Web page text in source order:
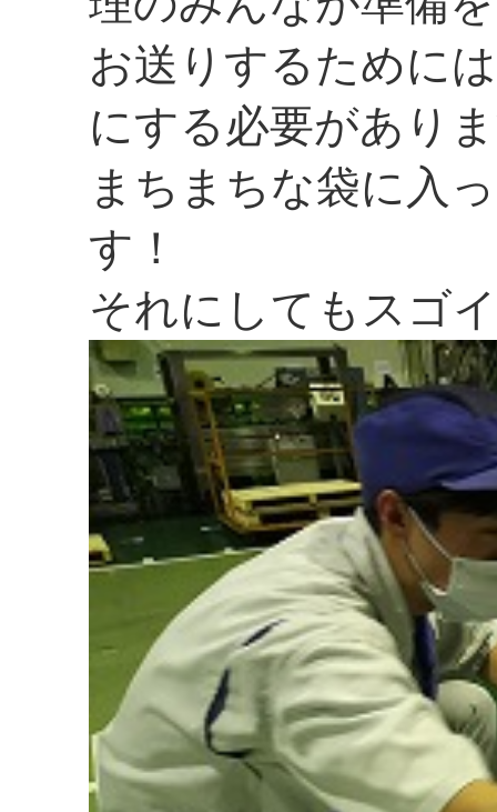
お送りするために
にする必要があり
まちまちな袋に入
す！
それにしてもスゴ